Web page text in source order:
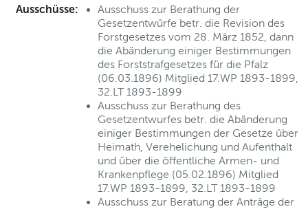
Ausschüsse:
Ausschuss zur Berathung der
Gesetzentwürfe betr. die Revision des
Forstgesetzes vom 28. März 1852, dann
die Abänderung einiger Bestimmungen
des Forststrafgesetzes für die Pfalz
(06.03.1896) Mitglied 17.WP 1893-1899,
32.LT 1893-1899
Ausschuss zur Berathung des
Gesetzentwurfes betr. die Abänderung
einiger Bestimmungen der Gesetze über
Heimath, Verehelichung und Aufenthalt
und über die öffentliche Armen- und
Krankenpflege (05.02.1896) Mitglied
17.WP 1893-1899, 32.LT 1893-1899
Ausschuss zur Beratung der Anträge der